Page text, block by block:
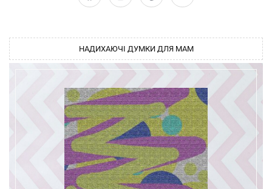
НАДИХАЮЧІ ДУМКИ ДЛЯ МАМ